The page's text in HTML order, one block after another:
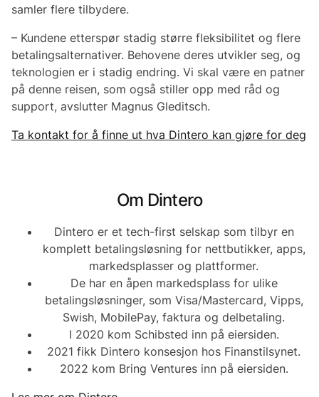
samler flere tilbydere.
– Kundene etterspør stadig større fleksibilitet og flere
betalingsalternativer. Behovene deres utvikler seg, og
teknologien er i stadig endring. Vi skal være en patner
på denne reisen, som også stiller opp med råd og
support, avslutter Magnus Gleditsch.
Ta kontakt for å finne ut hva Dintero kan gjøre for deg
Om Dintero
Dintero er et tech-first selskap som tilbyr en
komplett betalingsløsning for nettbutikker, apps,
markedsplasser og plattformer.
De har en åpen markedsplass for ulike
betalingsløsninger, som Visa/Mastercard, Vipps,
Swish, MobilePay, faktura og delbetaling.
I 2020 kom Schibsted inn på eiersiden.
2021 fikk Dintero konsesjon hos Finanstilsynet.
2022 kom Bring Ventures inn på eiersiden.